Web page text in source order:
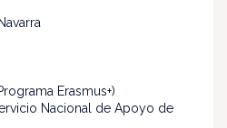
Erasmus+)
Nacional de Apoyo de